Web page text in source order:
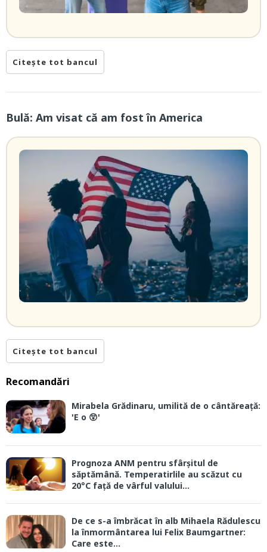
Citește tot bancul
Bulă: Am visat că am fost în America
Citește tot bancul
Recomandări
Mirabela Grădinaru, umilită de o cântăreață:
'E o 😲'
Prognoza ANM pentru sfârșitul de
săptămână. Temperatirlile au scăzut cu
20°C față de vârful valului...
De ce s-a îmbrăcat în alb Mihaela Rădulescu
la înmormântarea lui Felix Baumgartner:
Care este...